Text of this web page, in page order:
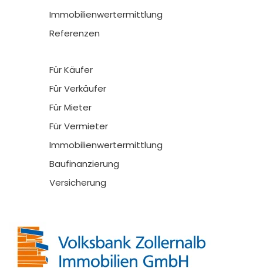
Immobilienwertermittlung
Referenzen
Für Käufer
Für Verkäufer
Für Mieter
Für Vermieter
Immobilienwertermittlung
Baufinanzierung
Versicherung